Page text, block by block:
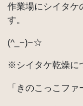
作業場にシイタケ
す。
(^_−)−☆
※シイタケ乾燥に
「きのこっこファ